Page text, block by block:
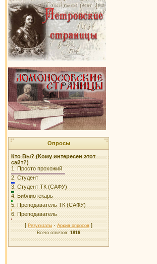
Опросы
Кто Вы? (Кому интересен этот
сайт?)
1.Просто прохожий
2.Студент
3.Студент ТК (САФУ)
4.Библиотекарь
5.Преподаватель ТК (САФУ)
6.Преподаватель
[Результаты·Архив опросов]
Всего ответов:1816